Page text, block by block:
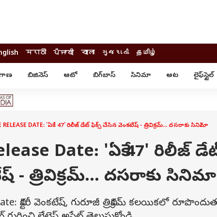
मराठी ਪੰਜਾਬੀ বাংলা ગુજરાતી தமிழ்
బిజినెస్ ఆటో బిగ్‌బాస్ సినిమా ఆట లైఫ్‌స్టైల్‌
ఓటీటీ-వెబ్‌సిరీస్‌
టీవీ
గాసిప్స్
ఆట
క్రికెట్
ఐపీఎల్
ట్రెండింగ్
యువ
ఎడ్యుకేషన్
RELEASE DATE: 'ఏకే 47' రిలీజ్ డేట్ ఫిక్స్ చేసిన వెంకటేష్ - త్రివిక్రమ్... దసరాకు సినిమా?
Date: 'ఏకే 47' రిలీజ్
- త్రివిక్రమ్... దసరాకు
విక్టరీ వెంకటేష్, గురూజీ త్రివిక్రమ్ కలయికలో